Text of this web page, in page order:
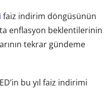
faiz indirim döngüsünün
enflasyon beklentilerinin
tekrar gündeme
bu yıl faiz indirimi